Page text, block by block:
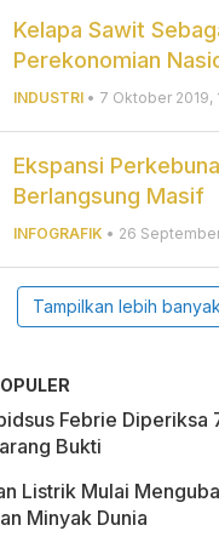
Kelapa Sawit
Perekonomian
INDUSTRI • 7 Oktober 2019,
Ekspansi
Berlangsung Masif
INFOGRAFIK • 26
Tampilkan lebih banyak
Febrie Diperiksa
Bukti
Listrik Mulai
Minyak Dunia